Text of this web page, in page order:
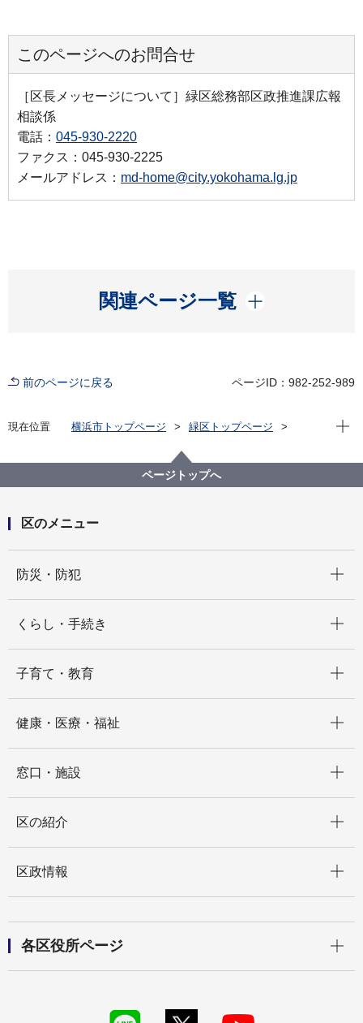
このページへのお問合せ
［区長メッセージについて］緑区総務部区政推進課広報
相談係
電話： 045-930-2220
ファクス：045-930-2225
メールアドレス： md-home@city.yokohama.lg.jp
関連ページ一覧
開く
前のページに戻る ページID：982-252-989
現在位置 横浜市トップページ
緑区トップページ
【第27回】徒手格闘技教室にお伺いしました！
現在
ページトップへ
区のメニュー
防災・防犯
くらし・手続き
子育て・教育
健康・医療・福祉
窓口・施設
区の紹介
区政情報
各区役所ページ